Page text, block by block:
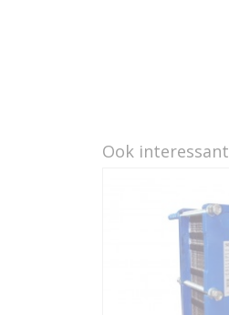
Ook interessant